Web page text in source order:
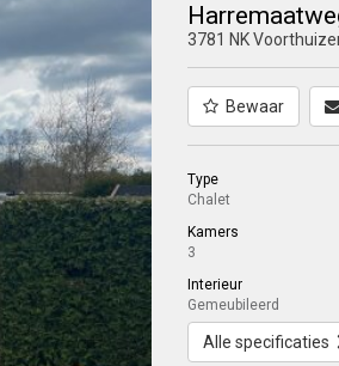
3781 NK
Bewaar
Type
Chalet
Kamers
3
Interieur
Gemeubileerd
Alle specificaties